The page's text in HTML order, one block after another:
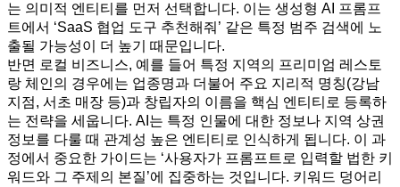
는 의미적 엔티티를 먼저 선택합니다. 이는 생성형 AI 프롬프
트에서 ‘SaaS 협업 도구 추천해줘’ 같은 특정 범주 검색에 노
출될 가능성이 더 높기 때문입니다.
반면 로컬 비즈니스, 예를 들어 특정 지역의 프리미엄 레스토
랑 체인의 경우에는 업종명과 더불어 주요 지리적 명칭(강남
지점, 서초 매장 등)과 창립자의 이름을 핵심 엔티티로 등록하
는 전략을 세웁니다. AI는 특정 인물에 대한 정보나 지역 상권
정보를 다룰 때 관계성 높은 엔티티로 인식하게 됩니다. 이 과
정에서 중요한 가이드는 ‘사용자가 프롬프트로 입력할 법한 키
워드와 그 주제의 본질’에 집중하는 것입니다. 키워드 덩어리